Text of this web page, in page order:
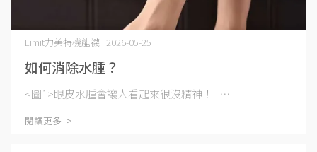
如何消除水腫？
Limit力美特機能襪 | 2026-05-25
<圖1>眼皮水腫會讓人看起來很沒精神！ ⋯
閱讀更多 ->